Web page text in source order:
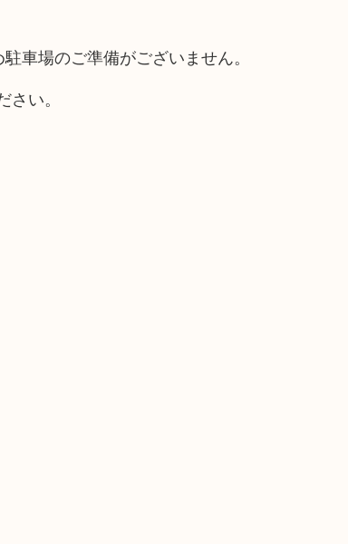
車場のご準備がございません。
い。